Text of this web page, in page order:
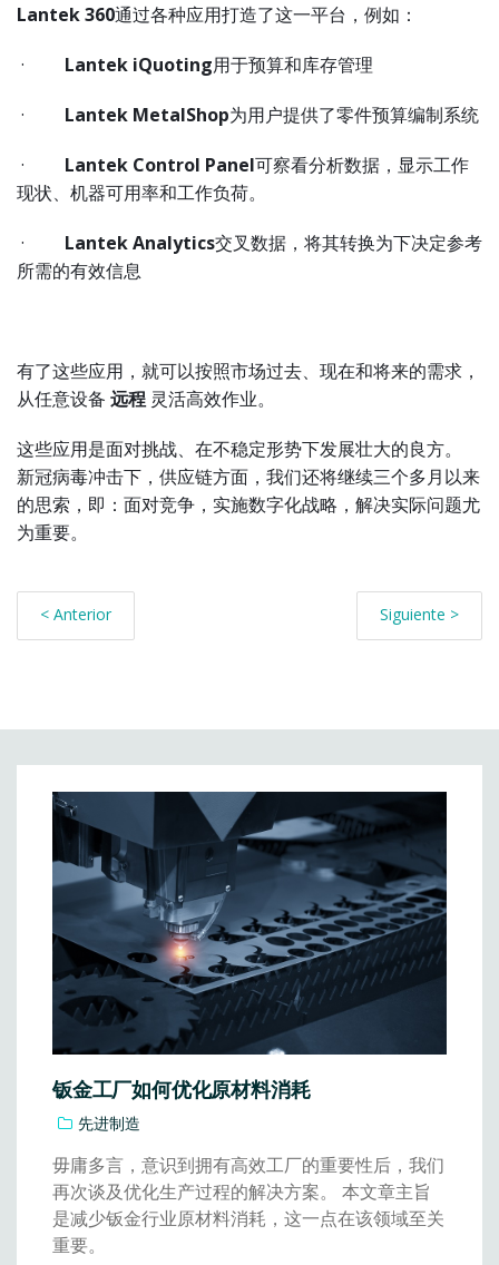
Lantek 360通过各种应用打造了这一平台，例如：
· Lantek iQuoting用于预算和库存管理
· Lantek MetalShop为用户提供了零件预算编制系统
· Lantek Control Panel可察看分析数据，显示工作
现状、机器可用率和工作负荷。
· Lantek Analytics交叉数据，将其转换为下决定参考
所需的有效信息
有了这些应用，就可以按照市场过去、现在和将来的需求，
从任意设备 远程灵活高效作业。
这些应用是面对挑战、在不稳定形势下发展壮大的良方。
新冠病毒冲击下，供应链方面，我们还将继续三个多月以来
的思索，即：面对竞争，实施数字化战略，解决实际问题尤
为重要。
< Anterior Siguiente >
钣金工厂如何优化原材料消耗
先进制造
毋庸多言，意识到拥有高效工厂的重要性后，我们
再次谈及优化生产过程的解决方案。 本文章主旨
是减少钣金行业原材料消耗，这一点在该领域至关
重要。